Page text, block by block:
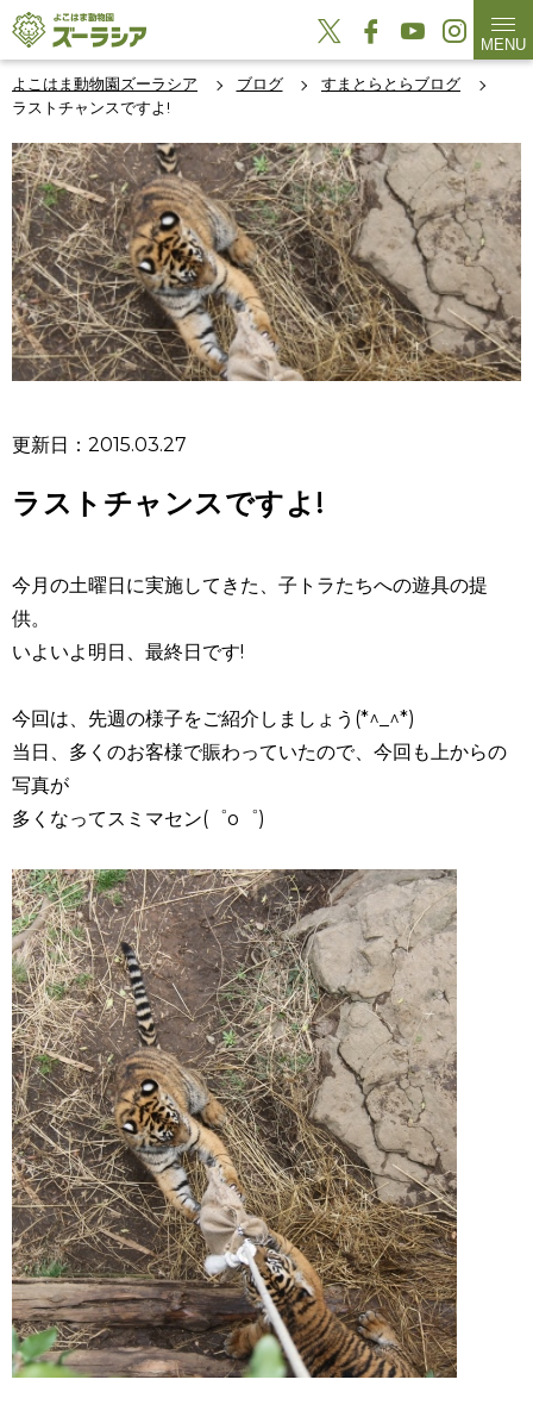
MENU
よこはま動物園ズーラシア ブログ
すまとらとらブログ
ラストチャンスですよ!
更新日：2015.03.27
ラストチャンスですよ!
今月の土曜日に実施してきた、子トラたちへの遊具の提
供。
いよいよ明日、最終日です!
今回は、先週の様子をご紹介しましょう(*^_^*)
当日、多くのお客様で賑わっていたので、今回も上からの
写真が
多くなってスミマセン(゜o゜)